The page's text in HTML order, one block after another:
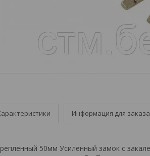
Информация для заказа
50мм Усиленный замок с